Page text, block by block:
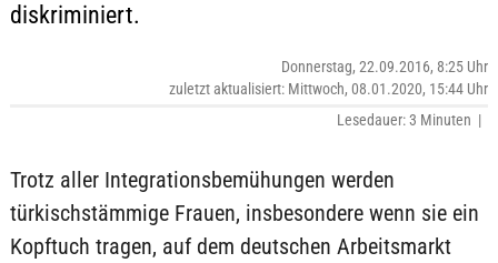
diskriminiert.
Donnerstag, 22.09.2016, 8:25 Uhr
zuletzt aktualisiert: Mittwoch, 08.01.2020, 15:44 Uhr
Lesedauer: 3 Minuten |
Trotz aller Integrationsbemühungen werden
türkischstämmige Frauen, insbesondere wenn sie ein
Kopftuch tragen, auf dem deutschen Arbeitsmarkt